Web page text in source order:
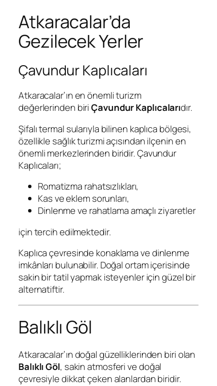
Atkaracalar’da
Gezilecek Yerler
Çavundur Kaplıcaları
Atkaracalar’ın en önemli turizm
değerlerinden biriÇavundur Kaplıcalarıdır.
Şifalı termal sularıyla bilinen kaplıca bölgesi,
özellikle sağlık turizmi açısından ilçenin en
önemli merkezlerinden biridir. Çavundur
Kaplıcaları;
Romatizma rahatsızlıkları,
Kas ve eklem sorunları,
Dinlenme ve rahatlama amaçlı ziyaretler
için tercih edilmektedir.
Kaplıca çevresinde konaklama ve dinlenme
imkânları bulunabilir. Doğal ortam içerisinde
sakin bir tatil yapmak isteyenler için güzel bir
alternatiftir.
Balıklı Göl
Atkaracalar’ın doğal güzelliklerinden biri olan
Balıklı Göl, sakin atmosferi ve doğal
çevresiyle dikkat çeken alanlardan biridir.